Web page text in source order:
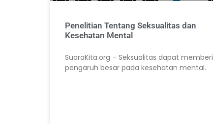
Penelitian Tentang Seksualitas dan
Kesehatan Mental
SuaraKita.org – Seksualitas dapat memberi
pengaruh besar pada kesehatan mental.